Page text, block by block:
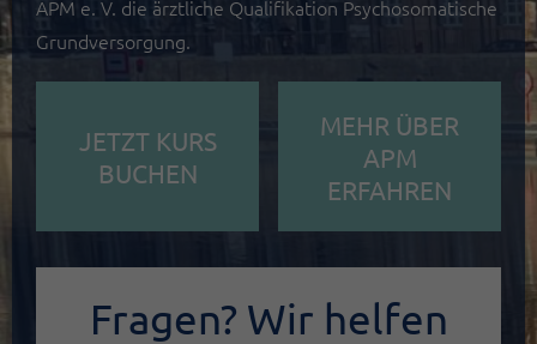
APM e. V. die ärztliche Qualifikation Psychosomatische
Grundversorgung.
JETZT KURS
BUCHEN
MEHR ÜBER
APM
ERFAHREN
Fragen? Wir helfen